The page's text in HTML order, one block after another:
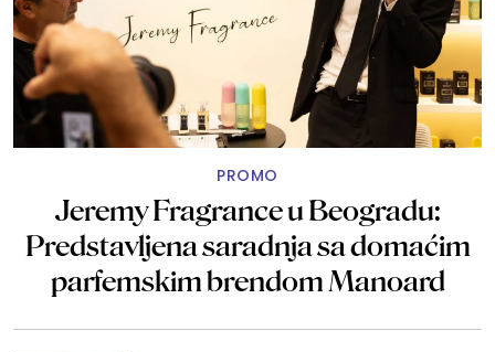
PROMO
Jeremy Fragrance u Beogradu:
Predstavljena saradnja sa domaćim
parfemskim brendom Manoard